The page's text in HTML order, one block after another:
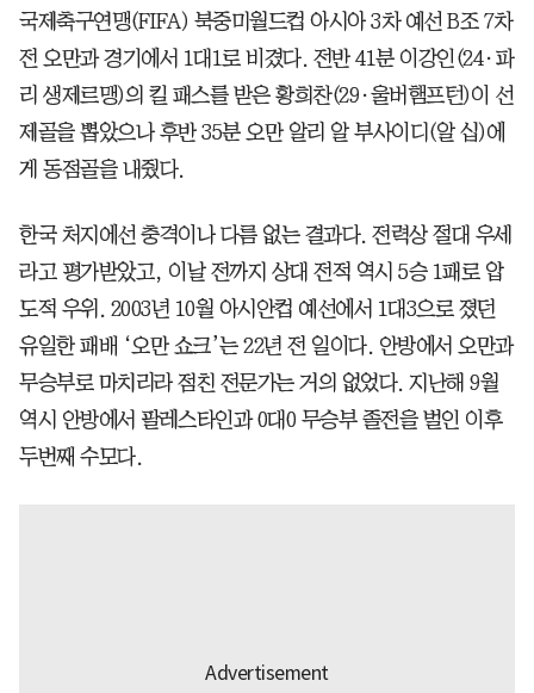
국제축구연맹(FIFA) 북중미월드컵 아시아 3차 예선 B조 7차
전 오만과 경기에서 1대1로 비겼다. 전반 41분 이강인(24·파
리 생제르맹)의 킬 패스를 받은 황희찬(29·울버햄프턴)이 선
제골을 뽑았으나 후반 35분 오만 알리 알 부사이디(알 십)에
게 동점골을 내줬다.
한국 처지에선 충격이나 다름 없는 결과다. 전력상 절대 우세
라고 평가받았고, 이날 전까지 상대 전적 역시 5승 1패로 압
도적 우위. 2003년 10월 아시안컵 예선에서 1대3으로 졌던
유일한 패배 ‘오만 쇼크’는 22년 전 일이다. 안방에서 오만과
무승부로 마치리라 점친 전문가는 거의 없었다. 지난해 9월
역시 안방에서 팔레스타인과 0대0 무승부 졸전을 벌인 이후
두번째 수모다.